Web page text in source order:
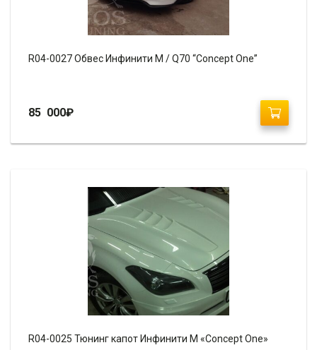
R04-0027 Обвес Инфинити М / Q70 “Concept One”
85 000₽
R04-0025 Тюнинг капот Инфинити М «Concept One»